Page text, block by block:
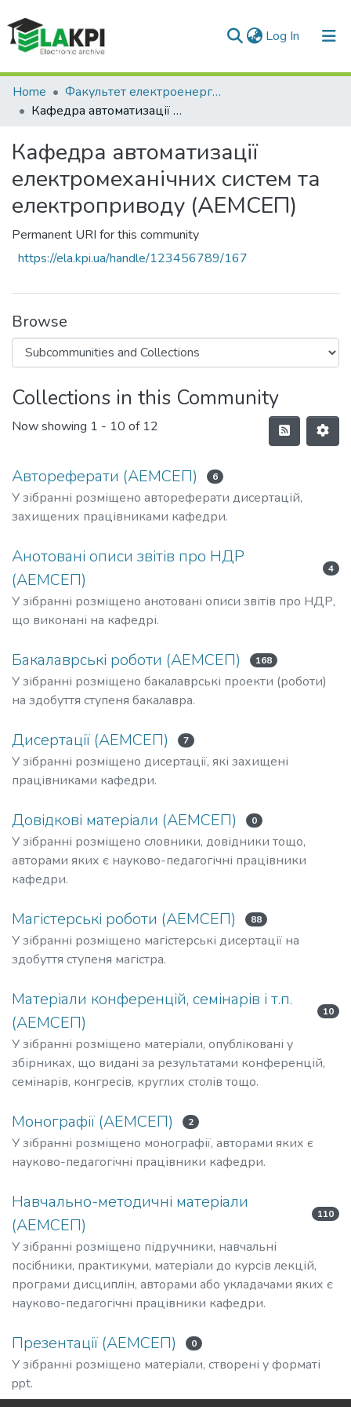
Log In (current)
Communities & Collections
All of DSpace
Statistics
Home
Факультет електроенерготехніки та автоматики (ФЕА)
Кафедра автоматизації електромеханічних систем та електроприводу (АЕМСЕП)
Кафедра автоматизації
електромеханічних систем та
електроприводу (АЕМСЕП)
Permanent URI for this community
https://ela.kpi.ua/handle/123456789/167
Browse
Collections in this Community
Now showing 1 - 10 of 12
Автореферати (АЕМСЕП) 6
У зібранні розміщено автореферати дисертацій,
захищених працівниками кафедри.
Анотовані описи звітів про НДР
(АЕМСЕП)
4
У зібранні розміщено анотовані описи звітів про НДР,
що виконані на кафедрі.
Бакалаврські роботи (АЕМСЕП) 168
У зібранні розміщено бакалаврські проекти (роботи)
на здобуття ступеня бакалавра.
Дисертації (АЕМСЕП) 7
У зібранні розміщено дисертації, які захищені
працівниками кафедри.
Довідкові матеріали (АЕМСЕП) 0
У зібранні розміщено словники, довідники тощо,
авторами яких є науково-педагогічні працівники
кафедри.
Магістерські роботи (АЕМСЕП) 88
У зібранні розміщено магістерські дисертації на
здобуття ступеня магістра.
Матеріали конференцій, семінарів і т.п.
(АЕМСЕП)
10
У зібранні розміщено матеріали, опубліковані у
збірниках, що видані за результатами конференцій,
семінарів, конгресів, круглих столів тощо.
Монографії (АЕМСЕП) 2
У зібранні розміщено монографії, авторами яких є
науково-педагогічні працівники кафедри.
Навчально-методичні матеріали
(АЕМСЕП)
110
У зібранні розміщено підручники, навчальні
посібники, практикуми, матеріали до курсів лекцій,
програми дисциплін, авторами або укладачами яких є
науково-педагогічні працівники кафедри.
Презентації (АЕМСЕП) 0
У зібранні розміщено матеріали, створені у форматі
ppt.